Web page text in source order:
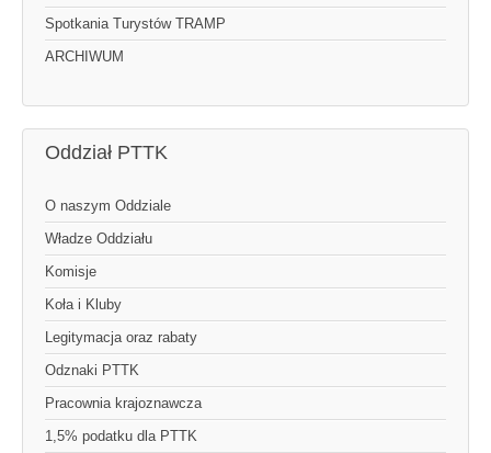
Spotkania Turystów TRAMP
ARCHIWUM
Oddział PTTK
O naszym Oddziale
Władze Oddziału
Komisje
Koła i Kluby
Legitymacja oraz rabaty
Odznaki PTTK
Pracownia krajoznawcza
1,5% podatku dla PTTK